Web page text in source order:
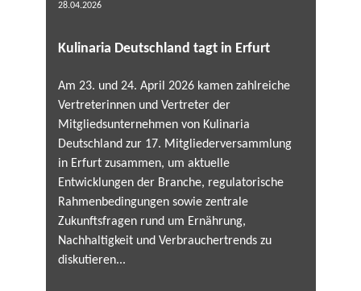
28.04.2026
Kulinaria Deutschland tagt in Erfurt
Am 23. und 24. April 2026 kamen zahlreiche
Vertreterinnen und Vertreter der
Mitgliedsunternehmen von Kulinaria
Deutschland zur 17. Mitgliederversammlung
in Erfurt zusammen, um aktuelle
Entwicklungen der Branche, regulatorische
Rahmenbedingungen sowie zentrale
Zukunftsfragen rund um Ernährung,
Nachhaltigkeit und Verbrauchertrends zu
diskutieren...